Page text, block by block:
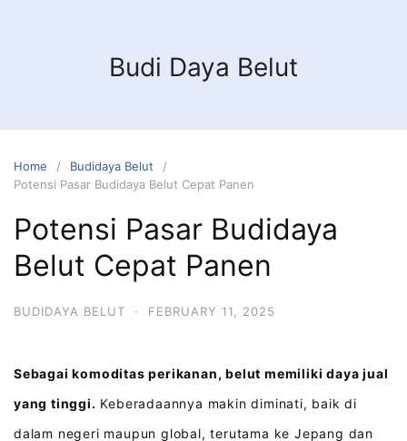
Budi Daya Belut
Home
Budidaya Belut
Potensi Pasar Budidaya Belut Cepat Panen
Potensi Pasar Budidaya
Belut Cepat Panen
BUDIDAYA BELUT · FEBRUARY 11, 2025
Sebagai komoditas perikanan, belut memiliki daya jual
yang tinggi. Keberadaannya makin diminati, baik di
dalam negeri maupun global, terutama ke Jepang dan